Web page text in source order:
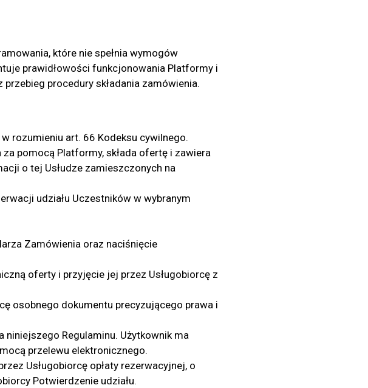
które nie spełnia wymogów
prawidłowości funkcjonowania Platformy i
procedury składania zamówienia.
rozumieniu art. 66 Kodeksu cywilnego.
pomocą Platformy, składa ofertę i zawiera
o tej Usłudze zamieszczonych na
udziału Uczestników w wybranym
Zamówienia oraz naciśnięcie
oferty i przyjęcie jej przez Usługobiorcę z
osobnego dokumentu precyzującego prawa i
Regulaminu. Użytkownik ma
przelewu elektronicznego.
Usługobiorcę opłaty rezerwacyjnej, o
Potwierdzenie udziału.